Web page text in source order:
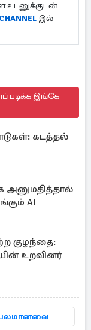
உடனுக்குடன்
இல்
படிக்க இங்கே
கடத்தல்
AI
குழந்தை:
உறவினர்